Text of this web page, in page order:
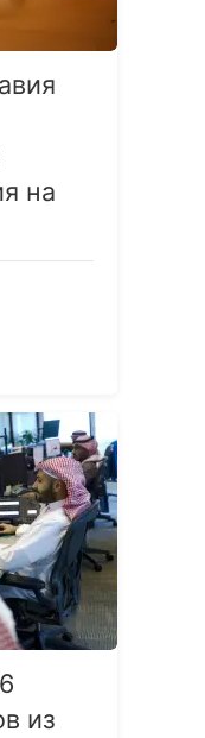
на
из